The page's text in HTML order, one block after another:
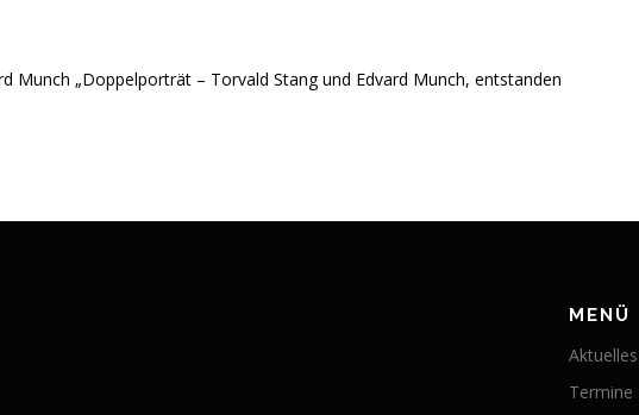
Munch „Doppelporträt – Torvald Stang und Edvard Munch, entstanden
MENÜ
Aktuelles
Termine